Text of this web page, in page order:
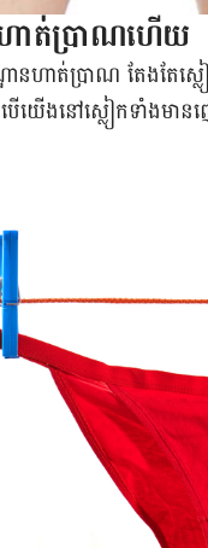
ហាត់​ប្រាណ​ហើយ
ន​ហាត់ប្រាណ តែងតែ​ស្
ើ​យើង​នៅ​ស្លៀក​ទាំង​មា